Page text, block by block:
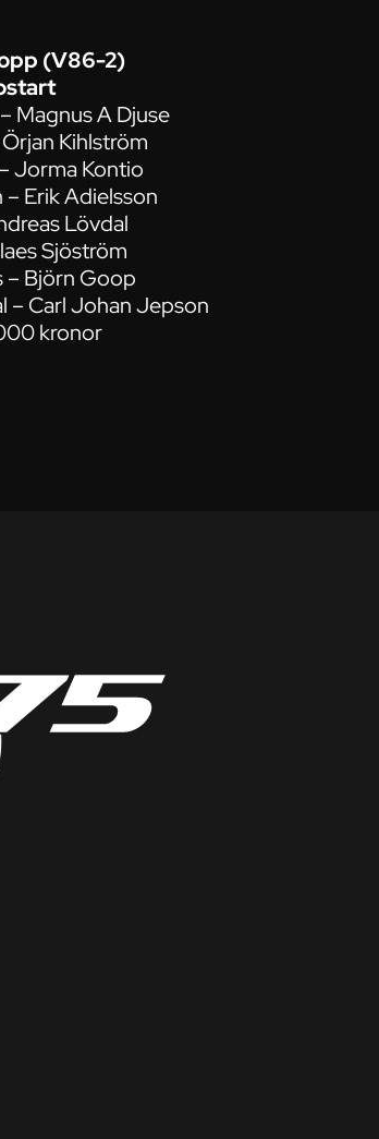
(V86-2)
Magnus A Djuse
Kihlström
Jorma Kontio
Erik Adielsson
Lövdal
Sjöström
– Björn Goop
– Carl Johan Jepson
kronor